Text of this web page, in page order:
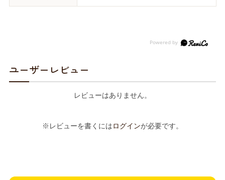
ユーザーレビュー
レビューはありません。
※レビューを書くにはログインが必要です。